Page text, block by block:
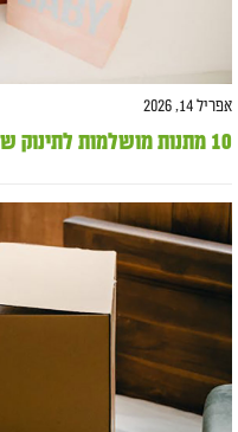
אפריל 14, 2026
10 מתנות מושלמות לתינוק שנולד שכל הורה יאהב